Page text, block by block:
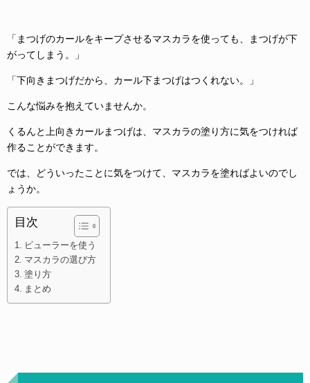
「まつげのカールをキープさせるマスカラを使っても、まつげが下
がってしまう。」
「下向きまつげだから、カール下まつげはつくれない。」
こんな悩みを抱えていませんか。
くるんと上向きカールまつげは、マスカラの塗り方に気をつければ
作ることができます。
では、どういったことに気をつけて、マスカラを塗ればよいのでし
ょうか。
目次
ビューラーを使う
マスカラの選び方
塗り方
まとめ